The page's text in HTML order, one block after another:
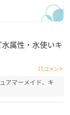
属性・水使いキ
15コメント
アマーメイド、キ